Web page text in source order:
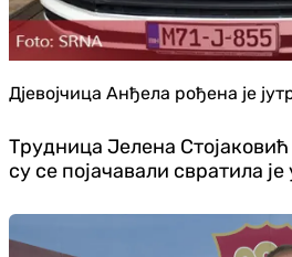
Дјевојчица Анђела рођена је
Трудница Јелена Стојаковић
су се појачавали свратила